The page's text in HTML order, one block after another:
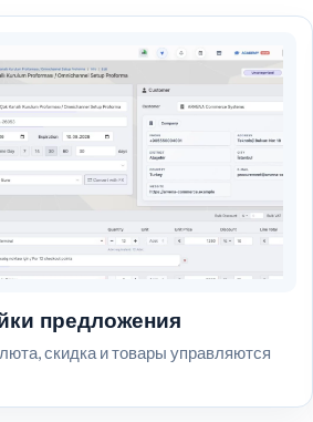
предложения
скидка и товары управляются